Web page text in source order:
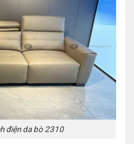
điện da bò 2310